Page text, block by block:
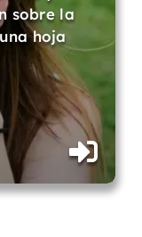
sobre la
hoja